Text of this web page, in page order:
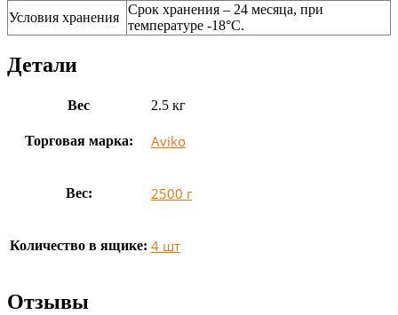
Условия хранения
Срок хранения – 24 месяца, при
температуре -18°C.
Детали
Вес 2.5 кг
Торговая марка: Aviko
Вес: 2500 г
Количество в ящике: 4 шт
Отзывы